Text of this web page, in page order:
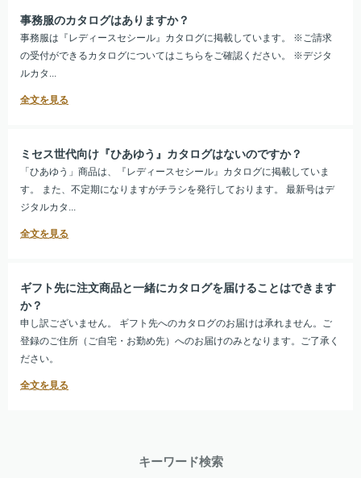
事務服のカタログはありますか？
事務服は『レディースセシール』カタログに掲載しています。 ※ご請求
の受付ができるカタログについてはこちらをご確認ください。 ※デジタ
ルカタ...
ミセス世代向け『ひあゆう』カタログはないのですか？
「ひあゆう」商品は、『レディースセシール』カタログに掲載していま
す。 また、不定期になりますがチラシを発行しております。 最新号はデ
ジタルカタ...
ギフト先に注文商品と一緒にカタログを届けることはできます
か？
申し訳ございません。 ギフト先へのカタログのお届けは承れません。ご
登録のご住所（ご自宅・お勤め先）へのお届けのみとなります。ご了承く
ださい。
キーワード検索